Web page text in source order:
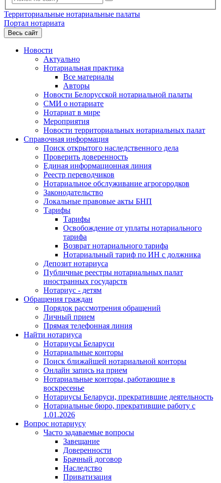
Территориальные нотариальные палаты
Портал нотариата
Весь сайт
Новости
Актуально
Нотариальная практика
Все материалы
Авторы
Новости Белорусской нотариальной палаты
СМИ о нотариате
Нотариат в мире
Мероприятия
Новости территориальных нотариальных палат
Справочная информация
Поиск открытого наследственного дела
Проверить доверенность
Единая информационная линия
Реестр переводчиков
Нотариальное обслуживание агрогородков
Законодательство
Локальные правовые акты БНП
Тарифы
Тарифы
Освобождение от уплаты нотариального
тарифа
Возврат нотариального тарифа
Нотариальный тариф по ИН с должника
Депозит нотариуса
Публичные реестры нотариальных палат
иностранных государств
Нотариус - детям
Обращения граждан
Порядок рассмотрения обращений
Личный прием
Прямая телефонная линия
Найти нотариуса
Нотариусы Беларуси
Нотариальные конторы
Поиск ближайшей нотариальной конторы
Онлайн запись на прием
Нотариальные конторы, работающие в
воскресенье
Нотариусы Беларуси, прекратившие деятельность
Нотариальные бюро, прекратившие работу с
1.01.2026
Вопрос нотариусу
Часто задаваемые вопросы
Завещание
Доверенности
Брачный договор
Наследство
Приватизация